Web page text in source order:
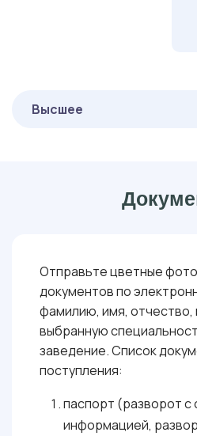
Высшее
АНАТОМИЯ И ФИЗИОЛОГИЯ
Отправьте цветные
документов по
фамилию, имя,
выбранную
заведение. Список
поступления:
паспорт (разворот с
информацией,